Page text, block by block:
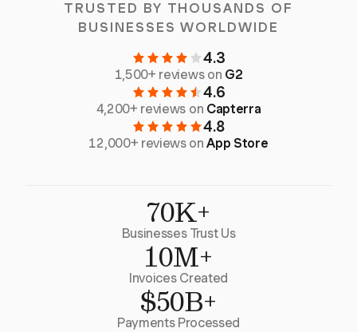
TRUSTED BY THOUSANDS OF
BUSINESSES WORLDWIDE
4.3
1,500+ reviews on G2
4.6
4,200+ reviews on Capterra
4.8
12,000+ reviews onApp Store
70K+
Businesses Trust Us
10M+
Invoices Created
$50B+
Payments Processed